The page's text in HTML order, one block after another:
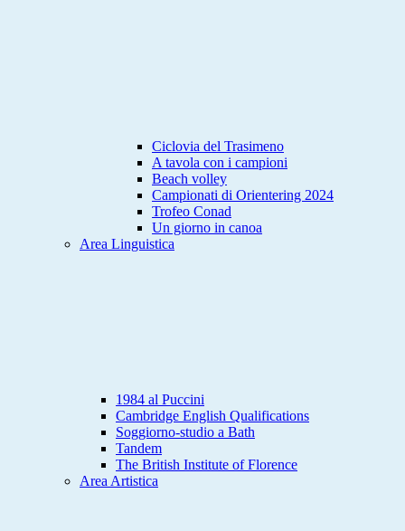
Ciclovia del Trasimeno
A tavola con i campioni
Beach volley
Campionati di Orientering 2024
Trofeo Conad
Un giorno in canoa
Area Linguistica
1984 al Puccini
Cambridge English Qualifications
Soggiorno-studio a Bath
Tandem
The British Institute of Florence
Area Artistica